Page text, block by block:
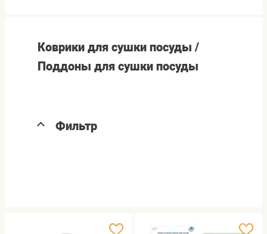
Коврики для сушки посуды /
Поддоны для сушки посуды
Фильтр